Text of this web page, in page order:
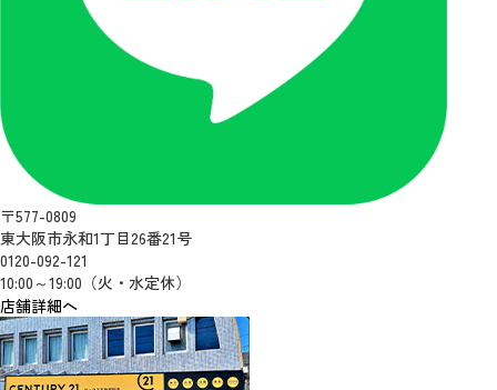
〒577-0809
東大阪市永和1丁目26番21号
0120-092-121
10:00～19:00（火・水定休）
店舗詳細へ